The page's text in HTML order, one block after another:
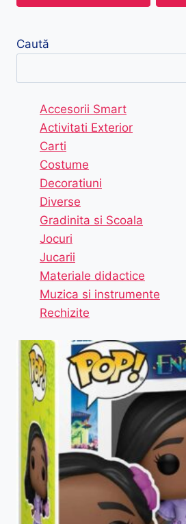
Caută
Accesorii Smart
Activitati Exterior
Carti
Costume
Decoratiuni
Diverse
Gradinita si Scoala
Jocuri
Jucarii
Materiale didactice
Muzica si instrumente
Rechizite